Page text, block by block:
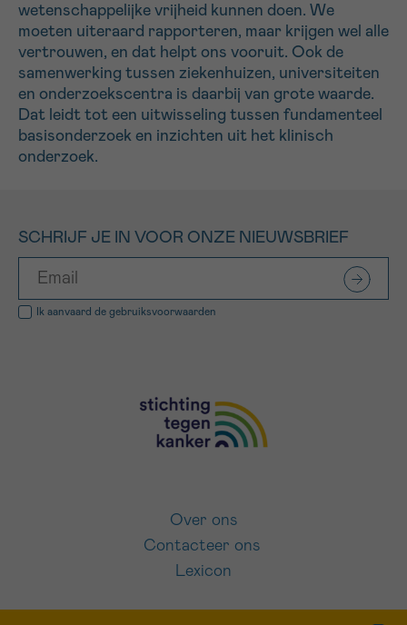
wetenschappelijke vrijheid kunnen doen. We
moeten uiteraard rapporteren, maar krijgen wel alle
vertrouwen, en dat helpt ons vooruit. Ook de
samenwerking tussen ziekenhuizen, universiteiten
en onderzoekscentra is daarbij van grote waarde.
Dat leidt tot een uitwisseling tussen fundamenteel
basisonderzoek en inzichten uit het klinisch
onderzoek.
SCHRIJF JE IN VOOR ONZE NIEUWSBRIEF
Ik aanvaard de gebruiksvoorwaarden
Over ons
Contacteer ons
Lexicon